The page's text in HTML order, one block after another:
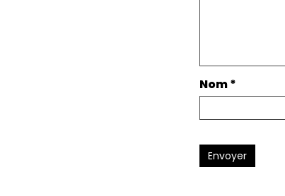
Nom*
Envoyer